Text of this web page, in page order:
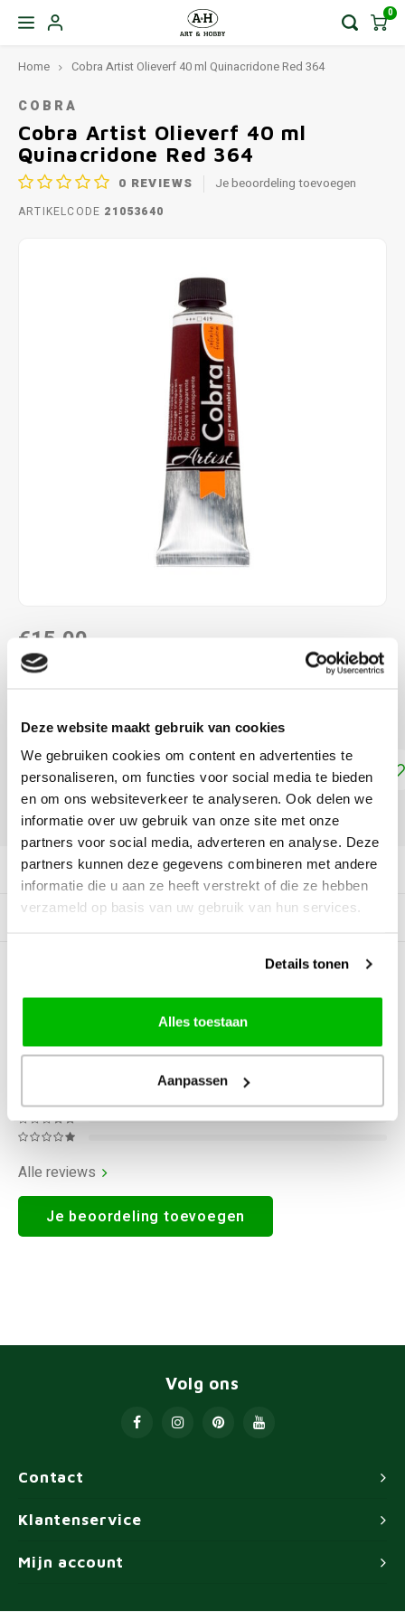
Deze website maakt gebruik van cookies
We gebruiken cookies om content en advertenties te
personaliseren, om functies voor social media te bieden
en om ons websiteverkeer te analyseren. Ook delen we
informatie over uw gebruik van onze site met onze
partners voor social media, adverteren en analyse. Deze
partners kunnen deze gegevens combineren met andere
informatie die u aan ze heeft verstrekt of die ze hebben
verzameld op basis van uw gebruik van hun services.
Details tonen
Alles toestaan
Aanpassen
0
Home Cobra Artist Olieverf 40 ml Quinacridone Red 364
COBRA
Cobra Artist Olieverf 40 ml
Quinacridone Red 364
0 REVIEWS Je beoordeling toevoegen
ARTIKELCODE 21053640
€15,00
DIRECT LEVERBAAR
Dekkracht: Transparant Lees meer
Toevoegen aan winkelwagen
DELEN:
Productomschrijving
Gerelateerde producten
BEOORDELINGEN
Alle reviews
Je beoordeling toevoegen
Contact
Volg ons
Klantenservice
Mijn account